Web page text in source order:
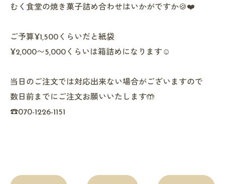
むく食堂の焼き菓子詰め合わせはいかがですか🍪❤️
ご予算¥1,500くらいだと紙袋
¥2,000〜5,000くらいは箱詰めになります☺️
当日のご注文では対応出来ない場合がございますので
数日前までにご注文お願いいたします🤲
☎️070-1226-1151